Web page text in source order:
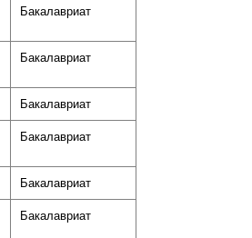
Бакалавриат
Бакалавриат
Бакалавриат
Бакалавриат
Бакалавриат
Бакалавриат